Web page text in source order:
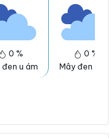
0 %
đen u ám
0 %
Mây đen u ám